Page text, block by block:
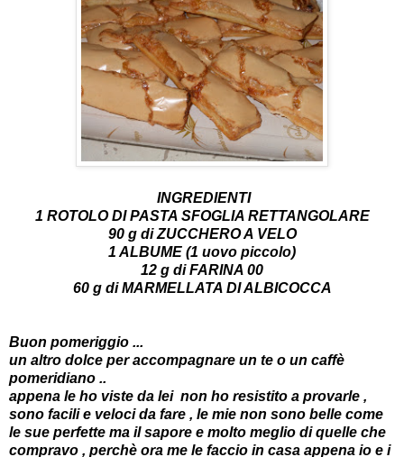
INGREDIENTI
1 ROTOLO DI PASTA SFOGLIA RETTANGOLARE
90 g di ZUCCHERO A VELO
1 ALBUME (1 uovo piccolo)
12 g di FARINA 00
60 g di MARMELLATA DI ALBICOCCA
Buon pomeriggio ...
un altro dolce per accompagnare un te o un caffè
pomeridiano ..
appena le ho viste da lei non ho resistito a provarle ,
sono facili e veloci da fare , le mie non sono belle come
le sue perfette ma il sapore e molto meglio di quelle che
compravo , perchè ora me le faccio in casa appena io e i